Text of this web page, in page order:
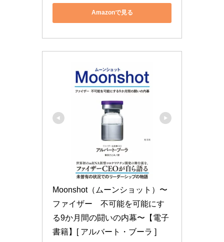
Amazonで見る
Moonshot（ムーンショット）〜
ファイザー　不可能を可能にす
る9か月間の闘いの内幕〜【電子
書籍】[ アルバート・ブーラ ]